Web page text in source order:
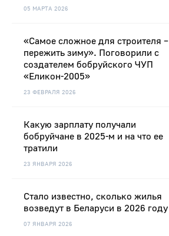
05 МАРТА 2026
23 ФЕВРАЛЯ 2026
«Самое сложное для строителя –
пережить зиму». Поговорили с
создателем бобруйского ЧУП
«Еликон-2005»
23 ЯНВАРЯ 2026
Какую зарплату получали
бобруйчане в 2025-м и на что ее
тратили
07 ЯНВАРЯ 2026
Стало известно, сколько жилья
возведут в Беларуси в 2026 году